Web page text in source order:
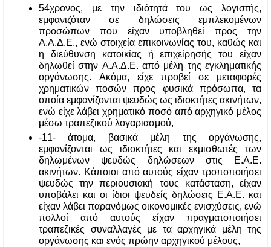
54χρονος, με την ιδιότητά του ως λογιστής,
εμφανιζόταν σε δηλώσεις εμπλεκομένων
προσώπων που είχαν υποβληθεί προς την
Α.Α.Δ.Ε., ενώ στοιχεία επικοινωνίας του, καθώς και
η διεύθυνση κατοικίας ή επιχείρησής του είχαν
δηλωθεί στην Α.Α.Δ.Ε. από μέλη της εγκληματικής
οργάνωσης. Ακόμα, είχε προβεί σε μεταφορές
χρηματικών ποσών προς φυσικά πρόσωπα, τα
οποία εμφανίζονται ψευδώς ως ιδιοκτήτες ακινήτων,
ενώ είχε λάβει χρηματικό ποσό από αρχηγικό μέλος
μέσω τραπεζικού λογαριασμού,
-11- άτομα, βασικά μέλη της οργάνωσης,
εμφανίζονται ως ιδιοκτήτες και εκμισθωτές των
δηλωμένων ψευδώς δηλώσεων στις Ε.Α.Ε.
ακινήτων. Κάποιοι από αυτούς είχαν τροποποιήσει
ψευδώς την περιουσιακή τους κατάσταση, είχαν
υποβάλει και οι ίδιοι ψευδείς δηλώσεις Ε.Α.Ε. και
είχαν λάβει παρανόμως οικονομικές ενισχύσεις, ενώ
πολλοί από αυτούς είχαν πραγματοποιήσει
τραπεζικές συναλλαγές με τα αρχηγικά μέλη της
οργάνωσης και ενός πρώην αρχηγικού μέλους,